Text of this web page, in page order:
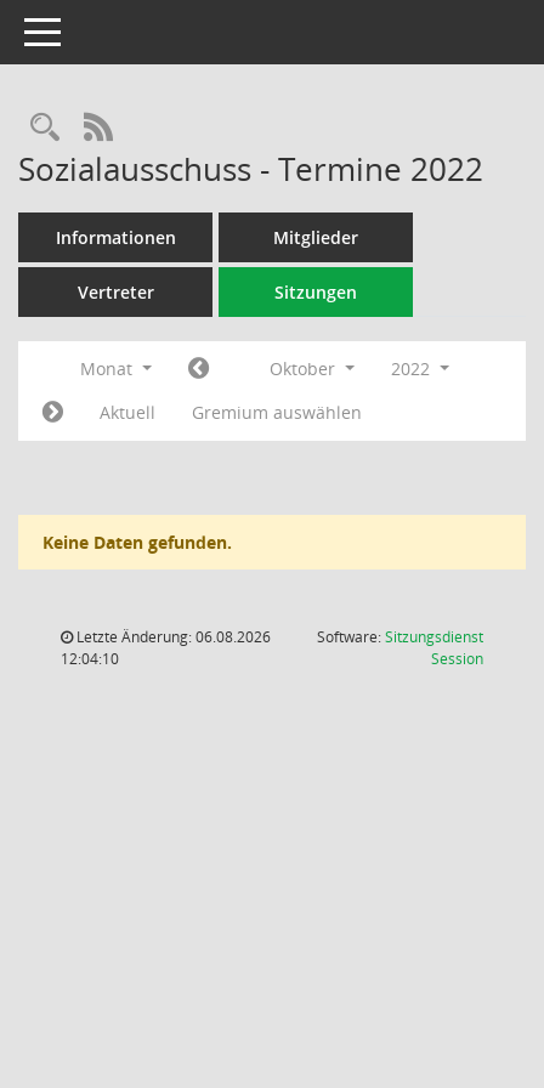
Toggle navigation
Rechercheauswahl
RSS-Feed
Sozialausschuss - Termine 2022
Informationen Mitglieder
Vertreter Sitzungen
Monat Oktober
2022
Aktuell
Gremium auswählen
Keine Daten gefunden.
Letzte Änderung: 06.08.2026
12:04:10
Software:Sitzungsdienst
Session(Wird in